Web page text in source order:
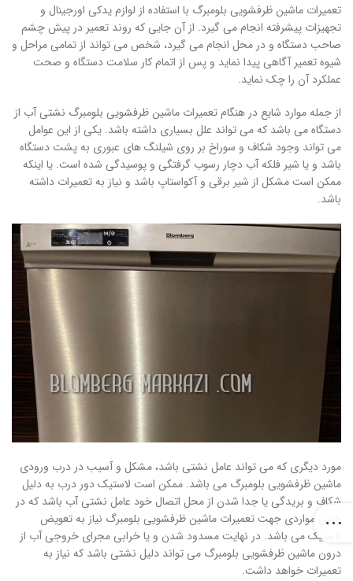
تعمیرات ماشین ظرفشویی بلومبرگ با استفاده از لوازم یدکی اورجینال و
تجهیزات پیشرفته انجام می گیرد. از آن جایی که روند تعمیر در پیش چشم
صاحب دستگاه و در محل انجام می گیرد، شخص می تواند از تمامی مراحل و
شیوه تعمیر آگاهی پیدا نماید و پس از اتمام کار سلامت دستگاه و صحت
عملکرد آن را چک نماید.
از جمله موارد شایع در هنگام تعمیرات ماشین ظرفشویی بلومبرگ نشتی آب از
دستگاه می باشد که می تواند علل بسیاری داشته باشد. یکی از این عوامل
می تواند وجود شکاف و سوراخ بر روی شیلنگ های عبوری به پشت دستگاه
باشد و یا شیر فلکه آب دچار رسوب گرفتگی و پوسیدگی شده است. یا اینکه
ممکن است مشکل از شیر برقی و آکواستاپ باشد و نیاز به تعمیرات داشته
باشد.
مورد دیگری که می تواند عامل نشتی باشد، مشکل و آسیب در درب ورودی
ماشین ظرفشویی بلومبرگ می باشد. ممکن است لاستیک دور درب به دلیل
شکاف و بریدگی یا جدا شدن از محل اتصال خود عامل نشتی آب باشد که در
چنین مواردی جهت تعمیرات ماشین ظرفشویی بلومبرگ نیاز به تعویض
لاستیک می باشد. در نهایت مسدود شدن و یا خرابی مجرای خروجی آب از
درون ماشین ظرفشویی بلومبرگ می تواند دلیل نشتی باشد که نیاز به
تعمیرات خواهد داشت.